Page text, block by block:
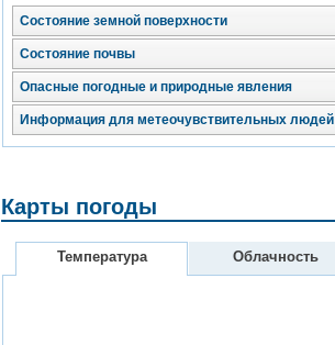
Состояние земной поверхности
Состояние почвы
Опасные погодные и природные явления
Информация для метеочувствительных людей
Карты погоды
Температура Облачность